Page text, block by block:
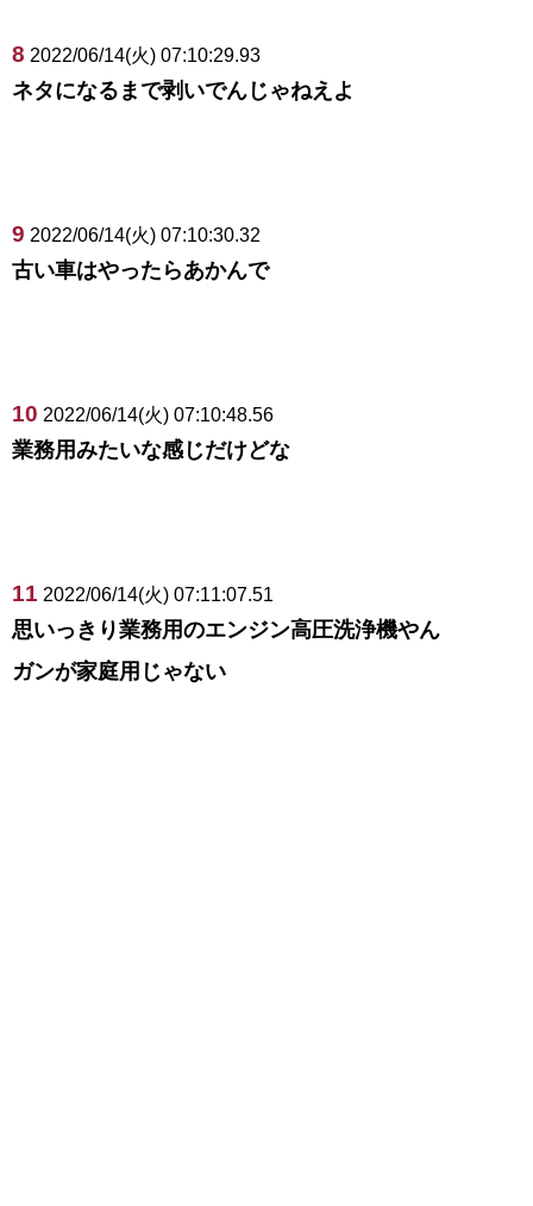
8 2022/06/14(火) 07:10:29.93
ネタになるまで剥いでんじゃねえよ
9 2022/06/14(火) 07:10:30.32
古い車はやったらあかんで
10 2022/06/14(火) 07:10:48.56
業務用みたいな感じだけどな
11 2022/06/14(火) 07:11:07.51
思いっきり業務用のエンジン高圧洗浄機やん
ガンが家庭用じゃない